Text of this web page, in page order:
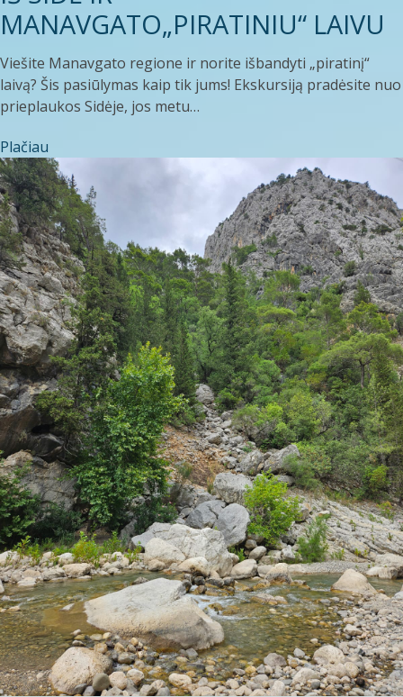
MANAVGATO„PIRATINIU“ LAIVU
Viešite Manavgato regione ir norite išbandyti „piratinį“
laivą? Šis pasiūlymas kaip tik jums! Ekskursiją pradėsite nuo
prieplaukos Sidėje, jos metu…
Plačiau